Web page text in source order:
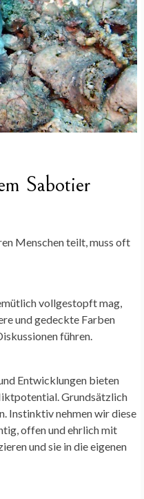
Sabotier
Menschen teilt, muss oft
vollgestopft mag,
und gedeckte Farben
führen.
Entwicklungen bieten
Grundsätzlich
Instinktiv nehmen wir diese
offen und ehrlich mit
und sie in die eigenen